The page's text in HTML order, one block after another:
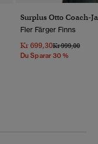
Surplus Otto Coach-
Fler Färger Finns
Kr 699,30Pris Reducerat
Kr 999,00Till
Du Sparar 30 %